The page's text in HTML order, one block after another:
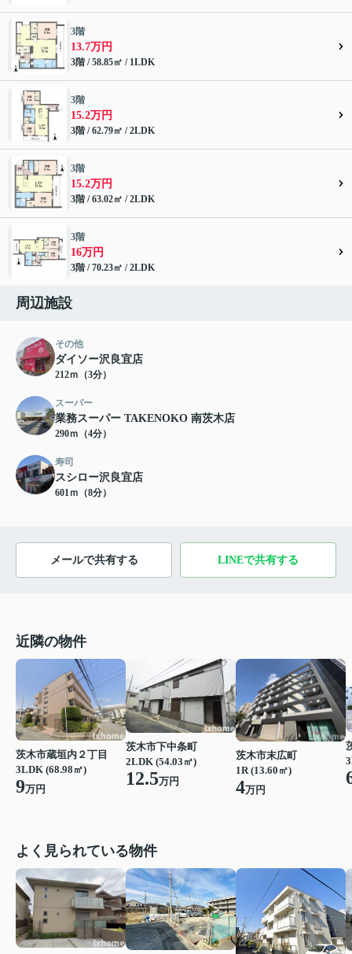
3階
13.7万円
3階 / 58.85㎡ / 1LDK
3階
15.2万円
3階 / 62.79㎡ / 2LDK
3階
15.2万円
3階 / 63.02㎡ / 2LDK
3階
16万円
3階 / 70.23㎡ / 2LDK
周辺施設
その他
ダイソー沢良宜店
212ｍ（3分）
スーパー
業務スーパー TAKENOKO 南茨木店
290ｍ（4分）
寿司
スシロー沢良宜店
601ｍ（8分）
メールで共有する LINEで共有する
近隣の物件
茨木市蔵垣内２丁目
3LDK (68.98㎡)
9万円
茨木市下中条町
2LDK (54.03㎡)
12.5万円
茨木市末広町
1R (13.60㎡)
4万円
よく見られている物件